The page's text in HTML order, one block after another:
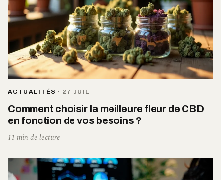
ACTUALITÉS · 27 JUIL
Comment choisir la meilleure fleur de CBD
en fonction de vos besoins ?
11 min de lecture